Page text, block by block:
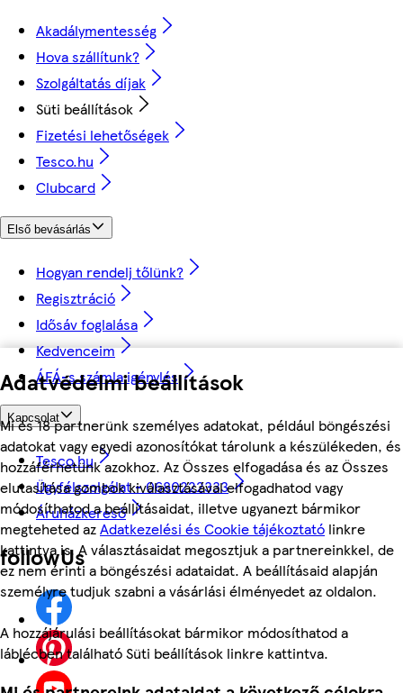
Adatvédelmi beállítások
Mi és 18 partnerünk személyes adatokat, például böngészési
adatokat vagy egyedi azonosítókat tárolunk a készülékeden, és
hozzáférhetünk azokhoz. Az Összes elfogadása és az Összes
elutasítása gombok kiválasztásával elfogadhatod vagy
módosíthatod a beállításaidat, illetve ugyanezt bármikor
megteheted azAdatkezelési és Cookie tájékoztató linkre
kattintva is. A választásaidat megosztjuk a partnereinkkel, de
ez nem érinti a böngészési adataidat. A beállításaid alapján
személyre tudjuk szabni a vásárlási élményedet az oldalon.
A hozzájárulási beállításokat bármikor módosíthatod a
láblécben található Süti beállítások linkre kattintva.
Akadálymentesség
Hova szállítunk?
Szolgáltatás díjak
Süti beállítások
Fizetési lehetőségek
Tesco.hu
Clubcard
Első bevásárlás
Hogyan rendelj tőlünk?
Regisztráció
Idősáv foglalása
Kedvenceim
ÁFÁ-s számla igénylés
Kapcsolat
Tesco.hu
Ügyfélszolgálat - 0680222333
Áruházkereső
followUs